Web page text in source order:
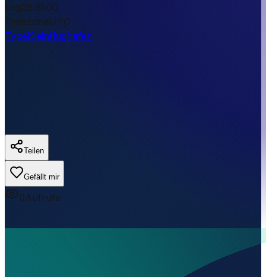
Lng28.8500
TimezoneUTC
TypeKleinflughafen
Teilen
Gefällt mir
0Aufrufe